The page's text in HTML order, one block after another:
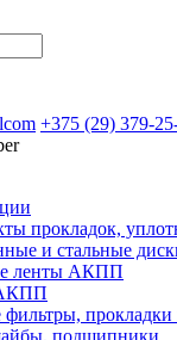
+375 (29) 379-
прокладок,
и стальные
ленты АКПП
прокладки
подшипники